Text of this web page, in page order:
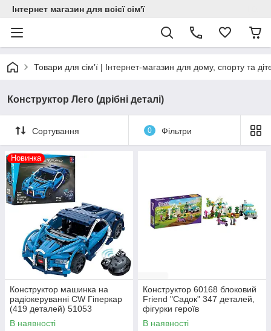
Інтернет магазин для всієї сім'ї
Товари для сім'ї | Інтернет-магазин для дому, спорту та
Конструктор Лего (дрібні деталі)
Сортування 0 Фільтри
Новинка
Конструктор машинка на
радіокеруванні CW Гіперкар
(419 деталей) 51053
В наявності
Конструктор 60168 блоковий
Friend "Садок" 347 деталей,
фігурки героїв
В наявності